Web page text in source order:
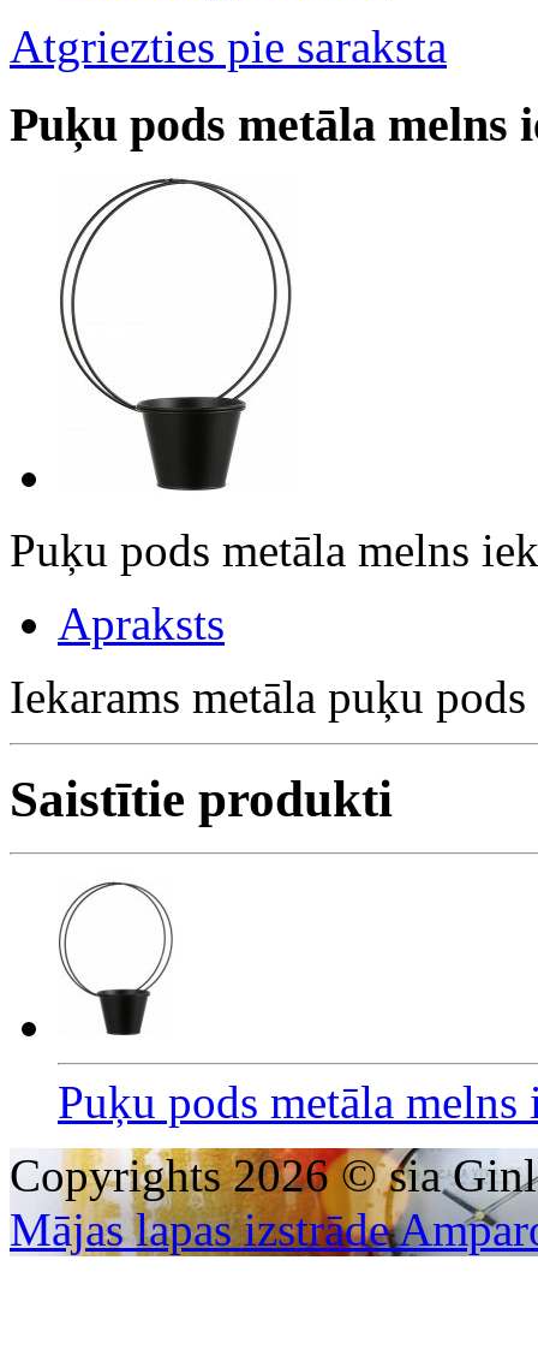
Atgriezties pie saraksta
Puķu pods metāla melns
Puķu pods metāla melns
Apraksts
Iekarams metāla puķu
Saistītie produkti
Puķu pods metāla melns
Copyrights 2026 © sia
Mājas lapas izstrāde